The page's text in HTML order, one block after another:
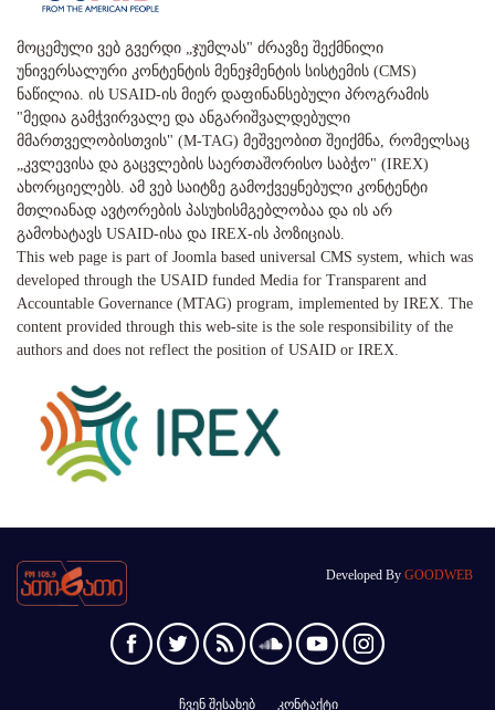
მოცემული ვებ გვერდი „ჯუმლას" ძრავზე შექმნილი
უნივერსალური კონტენტის მენეჯმენტის სისტემის (CMS)
ნაწილია. ის USAID-ის მიერ დაფინანსებული პროგრამის
"მედია გამჭვირვალე და ანგარიშვალდებული
მმართველობისთვის" (M-TAG) მეშვეობით შეიქმნა, რომელსაც
„კვლევისა და გაცვლების საერთაშორისო საბჭო" (IREX)
ახორციელებს. ამ ვებ საიტზე გამოქვეყნებული კონტენტი
მთლიანად ავტორების პასუხისმგებლობაა და ის არ
გამოხატავს USAID-ისა და IREX-ის პოზიციას.
This web page is part of Joomla based universal CMS system, which was
developed through the USAID funded Media for Transparent and
Accountable Governance (MTAG) program, implemented by IREX. The
content provided through this web-site is the sole responsibility of the
authors and does not reflect the position of USAID or IREX.
Developed By GOODWEB
ჩვენ შესახებ კონტაქტი